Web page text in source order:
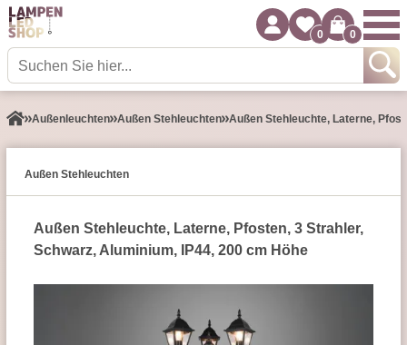
0 0
Außen­leuchten Außen Stehleuchten Außen Stehleuchte, Laterne,
Außen Stehleuchten
Außen Stehleuchte, Laterne, Pfosten, 3 Strahler,
Schwarz, Aluminium, IP44, 200 cm Höhe